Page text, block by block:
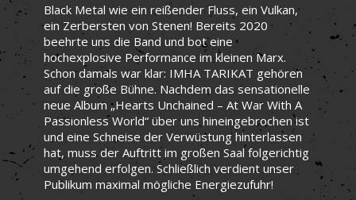
Black Metal wie ein reißender Fluss, ein Vulkan,
ein Zerbersten von Stenen! Bereits 2020
beehrte uns die Band und bot eine
hochexplosive Performance im kleinen Marx.
Schon damals war klar: IMHA TARIKAT gehören
auf die große Bühne. Nachdem das sensationelle
neue Album „Hearts Unchained – At War With A
Passionless World“ über uns hineingebrochen ist
und eine Schneise der Verwüstung hinterlassen
hat, muss der Auftritt im großen Saal folgerichtig
umgehend erfolgen. Schließlich verdient unser
Publikum maximal mögliche Energiezufuhr!